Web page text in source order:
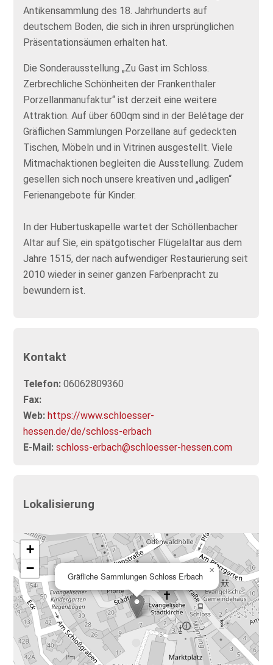
Antikensammlung des 18. Jahrhunderts auf
deutschem Boden, die sich in ihren ursprünglichen
Präsentationsäumen erhalten hat.
Die Sonderausstellung „Zu Gast im Schloss.
Zerbrechliche Schönheiten der Frankenthaler
Porzellanmanufaktur“ ist derzeit eine weitere
Attraktion. Auf über 600qm sind in der Belétage der
Gräflichen Sammlungen Porzellane auf gedeckten
Tischen, Möbeln und in Vitrinen ausgestellt. Viele
Mitmachaktionen begleiten die Ausstellung. Zudem
gesellen sich noch unsere kreativen und „adligen“
Ferienangebote für Kinder.
In der Hubertuskapelle wartet der Schöllenbacher
Altar auf Sie, ein spätgotischer Flügelaltar aus dem
Jahre 1515, der nach aufwendiger Restaurierung seit
2010 wieder in seiner ganzen Farbenpracht zu
bewundern ist.
Kontakt
Telefon: 06062809360
Fax:
Web: https://www.schloesser-
hessen.de/de/schloss-erbach
E-Mail: schloss-erbach@schloesser-hessen.com
Lokalisierung
Gräfliche Sammlungen Schloss Erbach
×
+
−